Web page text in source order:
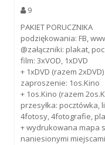
9
PAKIET PORUCZNIKA
podziękowania: FB,
@załączniki: plakat,
film: 3xVOD, 1xDVD
+ 1xDVD (razem 2xDVD)
zaproszenie: 1os.Kino
+ 1os.Kino (razem
przesyłka: pocztówka,
4fotosy, 4fotografie,
+ wydrukowana mapa
naniesionymi